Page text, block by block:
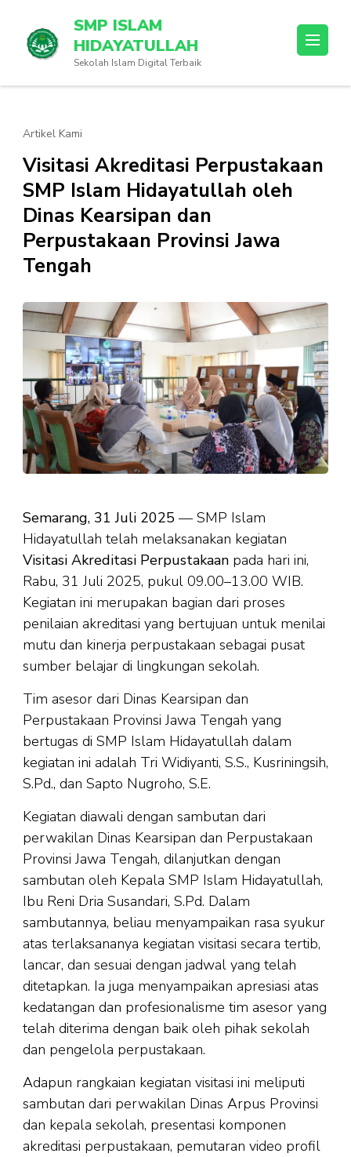
konten
SMP ISLAM
HIDAYATULLAH
Sekolah Islam Digital Terbaik
Artikel Kami
Visitasi Akreditasi Perpustakaan
SMP Islam Hidayatullah oleh
Dinas Kearsipan dan
Perpustakaan Provinsi Jawa
Tengah
Semarang, 31 Juli 2025 — SMP Islam
Hidayatullah telah melaksanakan kegiatan
Visitasi Akreditasi Perpustakaan pada hari ini,
Rabu, 31 Juli 2025, pukul 09.00–13.00 WIB.
Kegiatan ini merupakan bagian dari proses
penilaian akreditasi yang bertujuan untuk menilai
mutu dan kinerja perpustakaan sebagai pusat
sumber belajar di lingkungan sekolah.
Tim asesor dari Dinas Kearsipan dan
Perpustakaan Provinsi Jawa Tengah yang
bertugas di SMP Islam Hidayatullah dalam
kegiatan ini adalah Tri Widiyanti, S.S., Kusriningsih,
S.Pd., dan Sapto Nugroho, S.E.
Kegiatan diawali dengan sambutan dari
perwakilan Dinas Kearsipan dan Perpustakaan
Provinsi Jawa Tengah, dilanjutkan dengan
sambutan oleh Kepala SMP Islam Hidayatullah,
Ibu Reni Dria Susandari, S.Pd. Dalam
sambutannya, beliau menyampaikan rasa syukur
atas terlaksananya kegiatan visitasi secara tertib,
lancar, dan sesuai dengan jadwal yang telah
ditetapkan. Ia juga menyampaikan apresiasi atas
kedatangan dan profesionalisme tim asesor yang
telah diterima dengan baik oleh pihak sekolah
dan pengelola perpustakaan.
Adapun rangkaian kegiatan visitasi ini meliputi
sambutan dari perwakilan Dinas Arpus Provinsi
dan kepala sekolah, presentasi komponen
akreditasi perpustakaan, pemutaran video profil